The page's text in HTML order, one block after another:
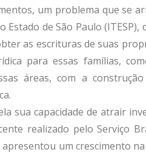
um problema que se
de São Paulo (ITESP),
as escrituras de suas
para essas famílias,
áreas, com a
sua capacidade de atrair
realizado pelo Serviço
um crescimento